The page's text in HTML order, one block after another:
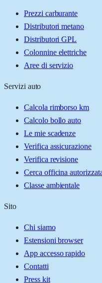
Prezzi carburante
Distributori metano
Distributori GPL
Colonnine elettriche
Aree di servizio
Servizi auto
Calcola rimborso km
Calcolo bollo auto
Le mie scadenze
Verifica assicurazione
Verifica revisione
Cerca officina
Classe ambientale
Sito
Chi siamo
Estensioni browser
App accesso rapido
Contatti
Press kit